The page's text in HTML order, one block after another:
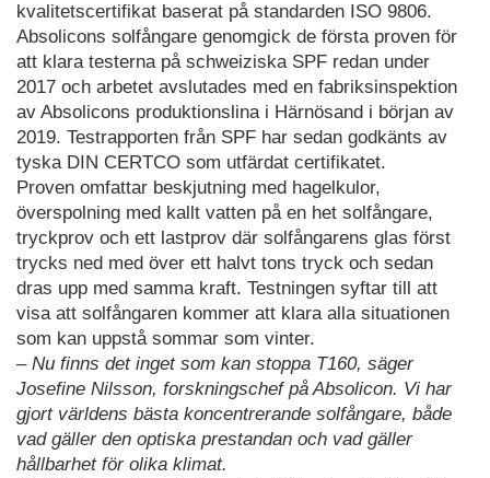
kvalitetscertifikat baserat på standarden ISO 9806.
Absolicons solfångare genomgick de första proven för
att klara testerna på schweiziska SPF redan under
2017 och arbetet avslutades med en fabriksinspektion
av Absolicons produktionslina i Härnösand i början av
2019. Testrapporten från SPF har sedan godkänts av
tyska DIN CERTCO som utfärdat certifikatet.
Proven omfattar beskjutning med hagelkulor,
överspolning med kallt vatten på en het solfångare,
tryckprov och ett lastprov där solfångarens glas först
trycks ned med över ett halvt tons tryck och sedan
dras upp med samma kraft. Testningen syftar till att
visa att solfångaren kommer att klara alla situationen
som kan uppstå sommar som vinter.
– Nu finns det inget som kan stoppa T160, säger
Josefine Nilsson, forskningschef på Absolicon. Vi har
gjort världens bästa koncentrerande solfångare, både
vad gäller den optiska prestandan och vad gäller
hållbarhet för olika klimat.